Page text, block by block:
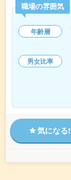
職場の雰囲気
年齢層
男女比率
気になる!